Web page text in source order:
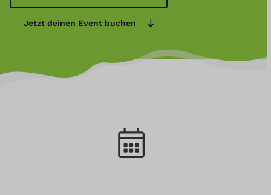
Jetzt deinen Event buchen